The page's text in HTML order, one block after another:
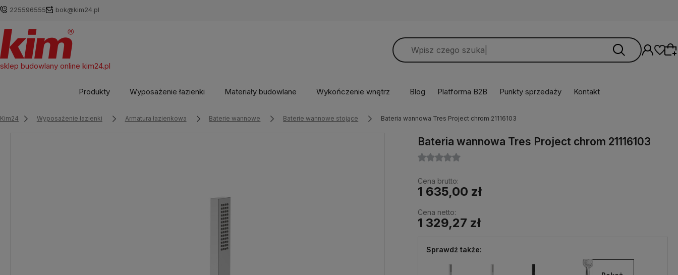
225596555 bok@kim24.pl
sklep budowlany online kim24.pl
oferty lub zaloguj się, aby przywrócić dodane
produkty do listy z poprzedniej sesji.
Produkty Wyposażenie łazienki Materiały budowlane Wykończenie wnętrz Blog Platforma B2B Punkty sprzedaży Kontakt
Kim24 Wyposażenie łazienki Armatura łazienkowa Baterie wannowe Baterie wannowe stojące Bateria wannowa Tres Project chrom 21116103
Bateria wannowa Tres Project chrom 21116103
Cena brutto:
1 635,00 zł
Cena netto:
1 329,27 zł
Sprawdź także: